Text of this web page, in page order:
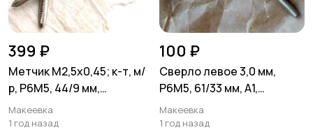
399 ₽
Метчик М2,5х0,45; к-т, м/
р, Р6М5, 44/9 мм,
основной шаг, ГОСТ 3266-
81.
Макеевка
1 год назад
100 ₽
Сверло левое 3,0 мм,
Р6М5, 61/33 мм, А1,
шлифованное, ГОСТ
10902-77.
Макеевка
1 год назад